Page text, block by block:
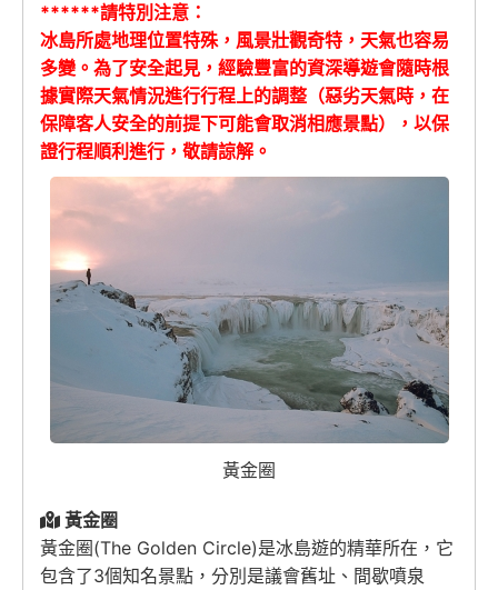
******請特別注意：
冰島所處地理位置特殊，風景壯觀奇特，天氣也容易
多變。為了安全起見，經驗豐富的資深導遊會隨時根
據實際天氣情況進行行程上的調整（惡劣天氣時，在
保障客人安全的前提下可能會取消相應景點），以保
證行程順利進行，敬請諒解。
黃金圈
黃金圈
黃金圈(The Golden Circle)是冰島遊的精華所在，它
包含了3個知名景點，分別是議會舊址、間歇噴泉